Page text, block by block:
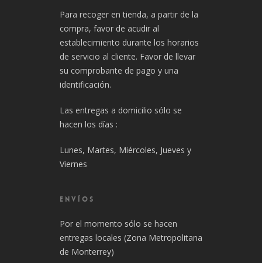
Para recoger en tienda, a partir de la
compra, favor de acudir al
establecimiento durante los horarios
de servicio al cliente. Favor de llevar
su comprobante de pago y una
identificación.
Las entregas a domicilio sólo se
hacen los días :
Lunes, Martes, Miércoles, Jueves y
Viernes
ENVÍOS
Por el momento sólo se hacen
entregas locales (Zona Metropolitana
de Monterrey)